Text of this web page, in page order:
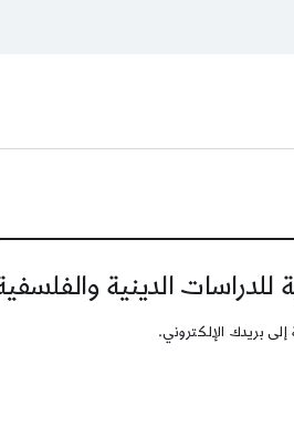
الدينية
بريدك الإلكتروني.